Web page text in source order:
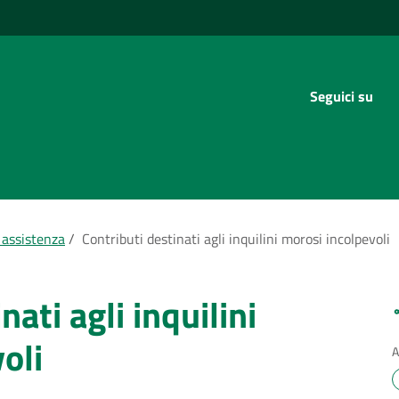
Seguici su
/ Contributi destinati agli inquilini morosi incolpevoli
agli inquilini